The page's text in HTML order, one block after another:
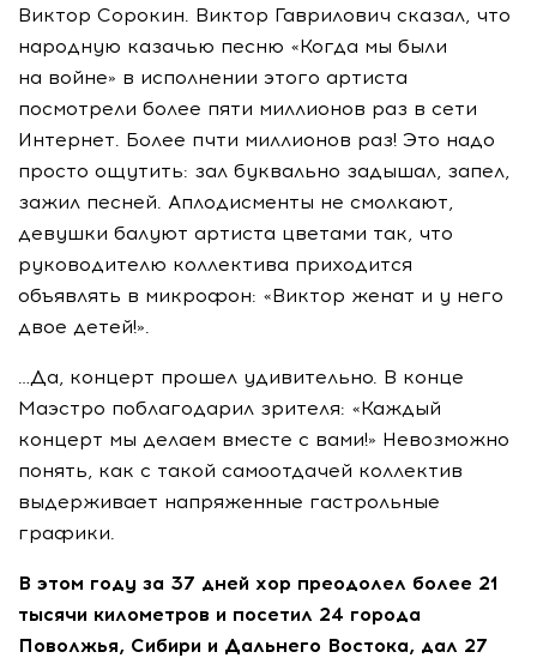
Виктор Сорокин. Виктор Гаврилович сказал, что
народную казачью песню «Когда мы были
на войне» в исполнении этого артиста
посмотрели более пяти миллионов раз в сети
Интернет. Более пчти миллионов раз! Это надо
просто ощутить: зал буквально задышал, запел,
зажил песней. Аплодисменты не смолкают,
девушки балуют артиста цветами так, что
руководителю коллектива приходится
объявлять в микрофон: «Виктор женат и у него
двое детей!».
…Да, концерт прошел удивительно. В конце
Маэстро поблагодарил зрителя: «Каждый
концерт мы делаем вместе с вами!» Невозможно
понять, как с такой самоотдачей коллектив
выдерживает напряженные гастрольные
графики.
В этом году за 37 дней хор преодолел более 21
тысячи километров и посетил 24 города
Поволжья, Сибири и Дальнего Востока, дал 27